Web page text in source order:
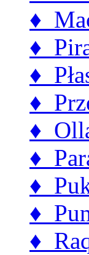
♦
♦
♦
♦
♦
♦
♦
♦
♦